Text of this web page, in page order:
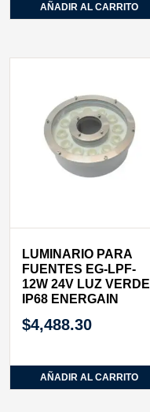
AÑADIR AL CARRITO
LUMINARIO PARA
FUENTES EG-LPF-
12W 24V LUZ VERDE
IP68 ENERGAIN
$4,488.30
AÑADIR AL CARRITO